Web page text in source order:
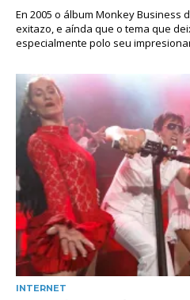
En 2005 o álbum Monkey Business
exitazo, e aínda que o tema que
especialmente polo seu
INTERNET